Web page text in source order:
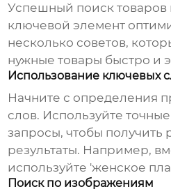
Успешный поиск товаров
ключевой элемент
несколько советов,
нужные товары быстро и
Использование ключевых
Начните с определения
слов. Используйте
запросы, чтобы получить
результаты. Например,
используйте 'женское
Поиск по изображениям